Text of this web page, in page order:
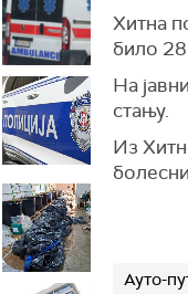
Хитна
било 28
На
стању.
Из
Ауто-